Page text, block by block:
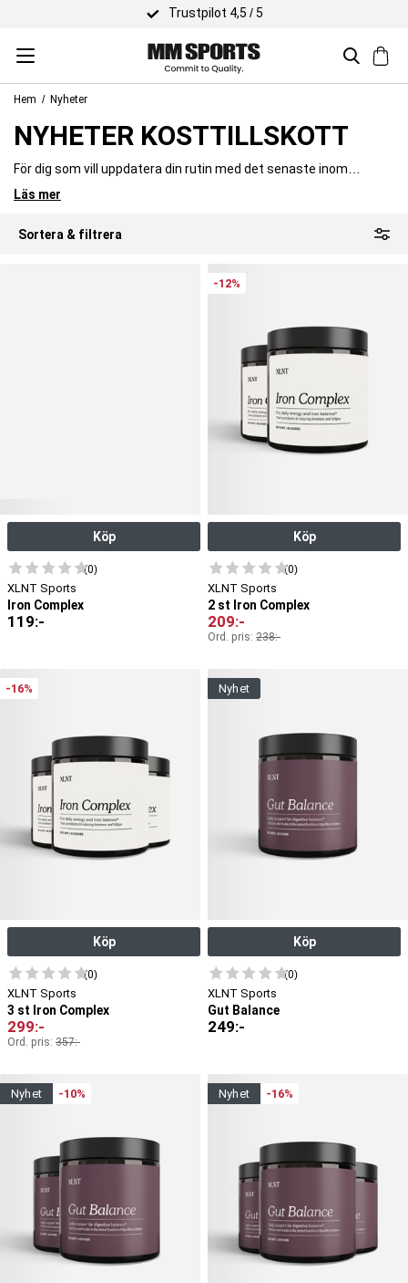
Snabb leverans
Hem Nyheter
NYHETER KOSTTILLSKOTT
För dig som vill uppdatera din rutin med det senaste inom
produkter som kan hjälpa dig att nå dina träningsmål, vare sig det
Läs mer
Sortera & filtrera
Köp
(0)
XLNT Sports
Iron Complex
119:-
-12%
Köp
(0)
XLNT Sports
2 st Iron Complex
209:-
Ord. pris: 238:-
-16%
Köp
(0)
XLNT Sports
3 st Iron Complex
299:-
Ord. pris: 357:-
nyhet
Köp
(0)
XLNT Sports
Gut Balance
249:-
nyhet -10% nyhet -16%